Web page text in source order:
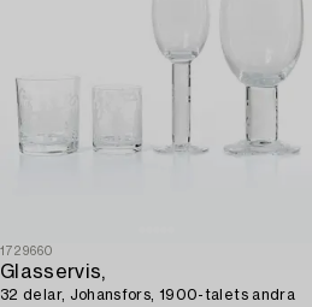
1729660
Glasservis,
32 delar, Johansfors, 1900-talets andra